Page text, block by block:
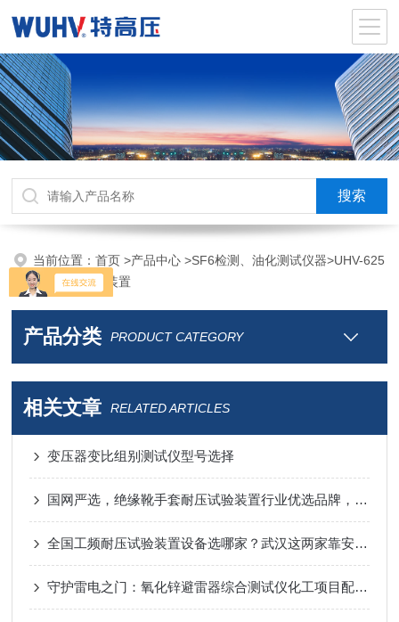
当前位置：首页>产品中心>SF6检测、油化测试仪器>UHV-625
SF6气体回收装置
产品分类 PRODUCT CATEGORY
相关文章 RELATED ARTICLES
变压器变比组别测试仪型号选择
国网严选，绝缘靴手套耐压试验装置行业优选品牌，两大厂家优势解析​
全国工频耐压试验装置设备选哪家？武汉这两家靠安全稳定赢得一线用户复购！
守护雷电之门：氧化锌避雷器综合测试仪化工项目配套 值得选择！